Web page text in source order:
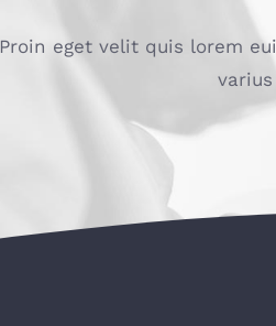
Proin eget velit quis lorem